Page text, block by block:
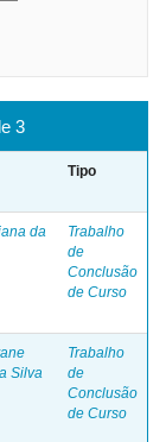
3
Tipo
da
Trabalho
de
Conclusão
de Curso
Silva
Trabalho
de
Conclusão
de Curso